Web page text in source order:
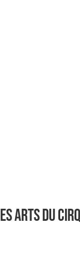
arts du